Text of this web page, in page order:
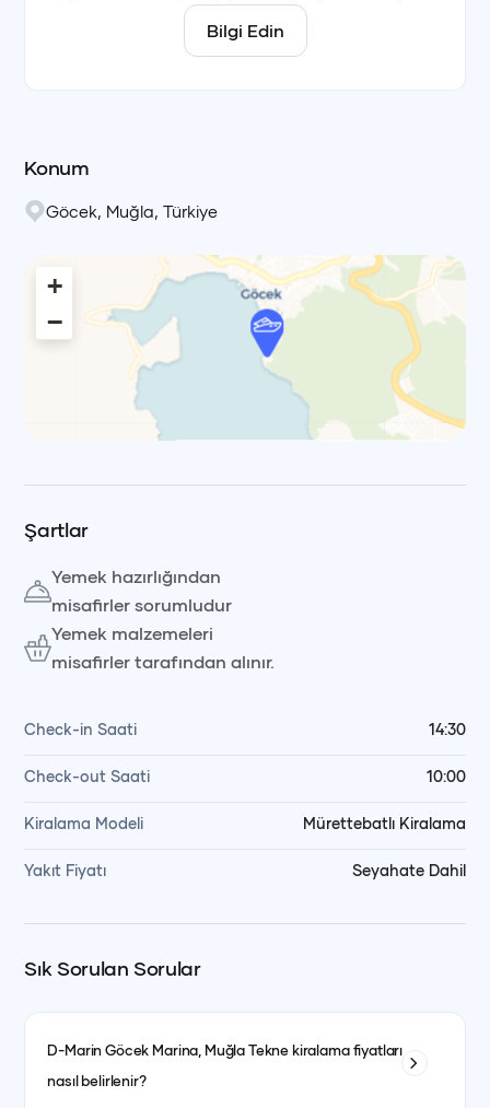
Bilgi Edin
Konum
Göcek Muğla Türkiye
+
−
Şartlar
Yemek hazırlığından
misafirler sorumludur
Yemek malzemeleri
misafirler tarafından alınır.
Check-in Saati 14:30
Check-out Saati 10:00
Kiralama Modeli Mürettebatlı Kiralama
Yakıt Fiyatı Seyahate Dahil
Sık Sorulan Sorular
D-Marin Göcek Marina, MuğlaTekne kiralama fiyatları
nasıl belirlenir?